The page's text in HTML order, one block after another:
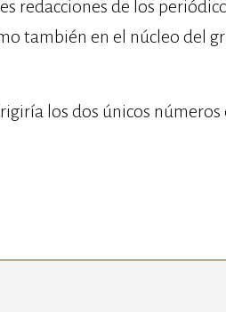
redacciones de los
también en el núcleo del
los dos únicos números